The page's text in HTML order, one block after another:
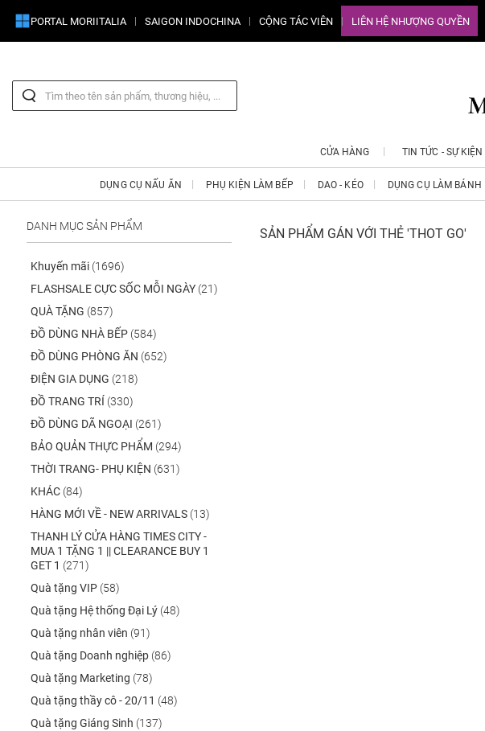
PORTAL MORIITALIA SAIGON INDOCHINA CỘNG TÁC VIÊN LIÊN HỆ NHƯỢNG QUYỀN
CỬA HÀNG TIN TỨC - SỰ KIỆN
DỤNG CỤ NẤU ĂN PHỤ KIỆN LÀM BẾP DAO - KÉO DỤNG CỤ LÀM BÁNH
DANH MỤC SẢN PHẨM
Khuyến mãi (1696)
FLASHSALE CỰC SỐC MỖI NGÀY (21)
QUÀ TẶNG (857)
ĐỒ DÙNG NHÀ BẾP (584)
ĐỒ DÙNG PHÒNG ĂN (652)
ĐIỆN GIA DỤNG (218)
ĐỒ TRANG TRÍ (330)
ĐỒ DÙNG DÃ NGOẠI (261)
BẢO QUẢN THỰC PHẨM (294)
THỜI TRANG- PHỤ KIỆN (631)
KHÁC (84)
HÀNG MỚI VỀ - NEW ARRIVALS (13)
THANH LÝ CỬA HÀNG TIMES CITY -
MUA 1 TẶNG 1 || CLEARANCE BUY 1
GET 1 (271)
Quà tặng VIP (58)
Quà tặng Hệ thống Đại Lý (48)
Quà tặng nhân viên (91)
Quà tặng Doanh nghiệp (86)
Quà tặng Marketing (78)
Quà tặng thầy cô - 20/11 (48)
Quà tặng Giáng Sinh (137)
SẢN PHẨM GÁN VỚI THẺ 'THOT GO'